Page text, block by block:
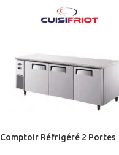
Comptoir Réfrigéré 2 Portes